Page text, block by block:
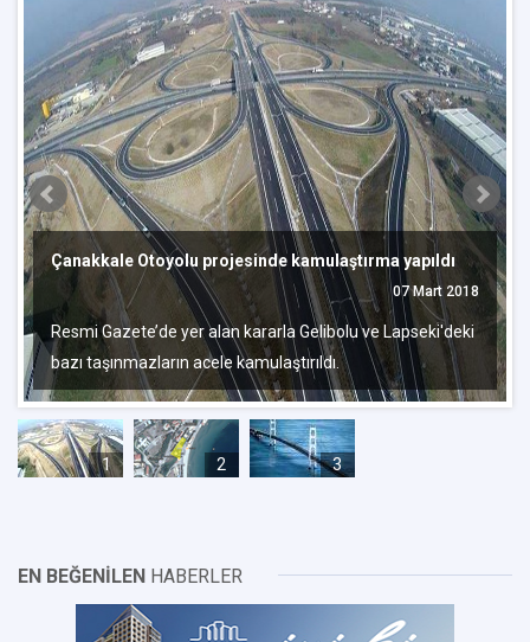
Çanakkale Otoyolu projesinde kamulaştırma yapıldı
07 Mart 2018
Resmi Gazete’de yer alan kararla Gelibolu ve Lapseki'deki
bazı taşınmazların acele kamulaştırıldı.
1 2 3
EN BEĞENİLEN HABERLER